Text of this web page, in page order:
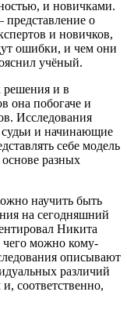
и новичками.
о
и новичков,
ошибки, и чем они
учёный.
решения и в
она побогаче и
Исследования
и начинающие
себе модель
разных
научить быть
на сегодняшний
Никита
чего можно кому-
описывают
различий
соответственно,